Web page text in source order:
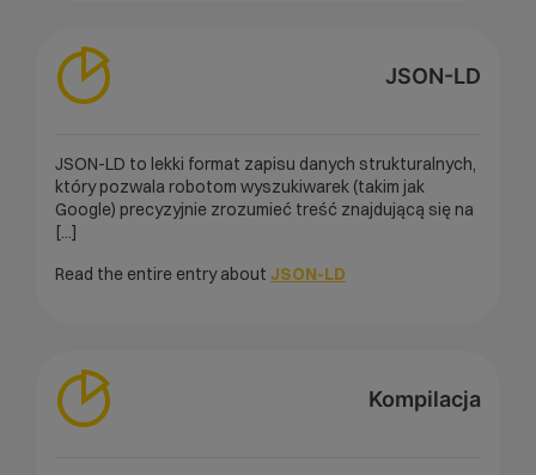
JSON-LD
JSON-LD to lekki format zapisu danych strukturalnych,
który pozwala robotom wyszukiwarek (takim jak
Google) precyzyjnie zrozumieć treść znajdującą się na
[...]
Read the entire entry about JSON-LD
Kompilacja